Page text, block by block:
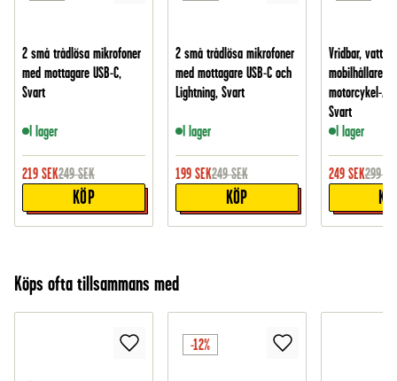
2 små trådlösa mikrofoner
med mottagare USB-C,
Svart
I lager
219 SEK249 SEK
KÖP
2 små trådlösa mikrofoner
med mottagare USB-C och
Lightning, Svart
I lager
199 SEK249 SEK
KÖP
Vridbar,
mobilhållare
motorcykel-/
Svart
I lager
249 SEK299
Köps ofta tillsammans med
-12%